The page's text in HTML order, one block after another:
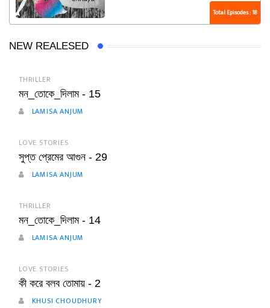
Total Episodes : 18
NEW REALESED
THRILLER
মন_তোকে_দিলাম - 15
LAMISA ANJUM
LOVE STORIES
সুপ্ত প্রেমের আগুন - 29
LAMISA ANJUM
THRILLER
মন_তোকে_দিলাম - 14
LAMISA ANJUM
LOVE STORIES
কী করে বলব তোমায় - 2
KHUSI CHOUDHURY